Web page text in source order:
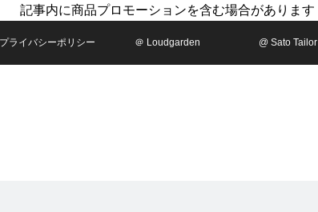
記事内に商品プロモーションを含む場合があります
プライバシーポリシー ＠ Loudgarden @ Sato Tailor